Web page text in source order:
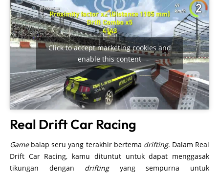
Click to accept marketing cookies and
enable this content
Real Drift Car Racing
Gamebalap seru yang terakhir bertema drifting. Dalam Real
Drift Car Racing, kamu dituntut untuk dapat menggasak
tikungan dengan driftingyang sempurna untuk